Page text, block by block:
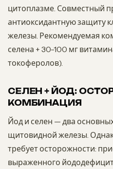
цитоплазме. Совместный
антиоксидантную защиту
железы. Рекомендуемая
селена + 30-100 мг
токоферолов).
СЕЛЕН + ЙОД:
КОМБИНАЦИЯ
Йод и селен — два
щитовидной железы.
требует осторожности:
выраженного